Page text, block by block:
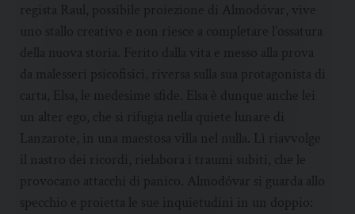
regista Raul, possibile proiezione di Almodóvar, vive
uno stallo creativo e non riesce a completare l’ossatura
della nuova storia. Ferito dalla vita e messo alla prova
da malesseri psicofisici, riversa sulla sua protagonista di
carta, Elsa, le medesime sfide. Elsa è dunque anche lei
un alter ego, che si rifugia nella quiete lunare di
Lanzarote, in una maestosa villa nel nulla. Lì riavvolge
il nastro dei ricordi, rielabora i traumi subiti, che le
provocano attacchi di panico. Almodóvar si guarda allo
specchio e proietta le sue inquietudini in un doppio: